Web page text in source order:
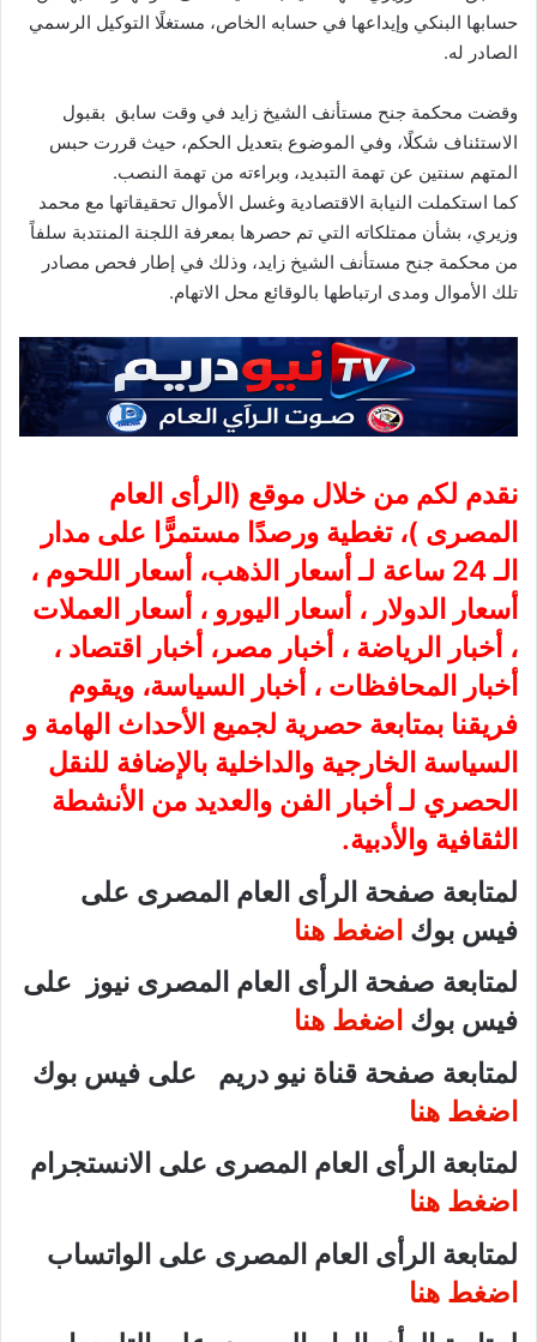
حسابها البنكي وإيداعها في حسابه الخاص، مستغلًا التوكيل الرسمي
الصادر له.
وقضت محكمة جنح مستأنف الشيخ زايد في وقت سابق بقبول
الاستئناف شكلًا، وفي الموضوع بتعديل الحكم، حيث قررت حبس
المتهم سنتين عن تهمة التبديد، وبراءته من تهمة النصب.
كما استكملت النيابة الاقتصادية وغسل الأموال تحقيقاتها مع محمد
وزيري، بشأن ممتلكاته التي تم حصرها بمعرفة اللجنة المنتدبة سلفاً
من محكمة جنح مستأنف الشيخ زايد، وذلك في إطار فحص مصادر
تلك الأموال ومدى ارتباطها بالوقائع محل الاتهام.
نقدم لكم من خلال موقع ( الرأى العام
المصرى )، تغطية ورصدًا مستمرًّا على مدار
الـ 24 ساعة لـ أسعار الذهب، أسعار اللحوم ،
أسعار الدولار ، أسعار اليورو ، أسعار العملات
، أخبار الرياضة ، أخبار مصر، أخبار اقتصاد ،
أخبار المحافظات ، أخبار السياسة، ويقوم
فريقنا بمتابعة حصرية لجميع الأحداث الهامة و
السياسة الخارجية والداخلية بالإضافة للنقل
الحصري لـ أخبار الفن والعديد من الأنشطة
الثقافية والأدبية.
لمتابعة صفحة الرأى العام المصرى على
فيس بوك اضغط هنا
لمتابعة صفحة الرأى العام المصرى نيوز على
فيس بوك اضغط هنا
لمتابعة صفحة قناة نيو دريم على فيس بوك
اضغط هنا
لمتابعة الرأى العام المصرى على الانستجرام
اضغط هنا
لمتابعة الرأى العام المصرى على الواتساب
اضغط هنا